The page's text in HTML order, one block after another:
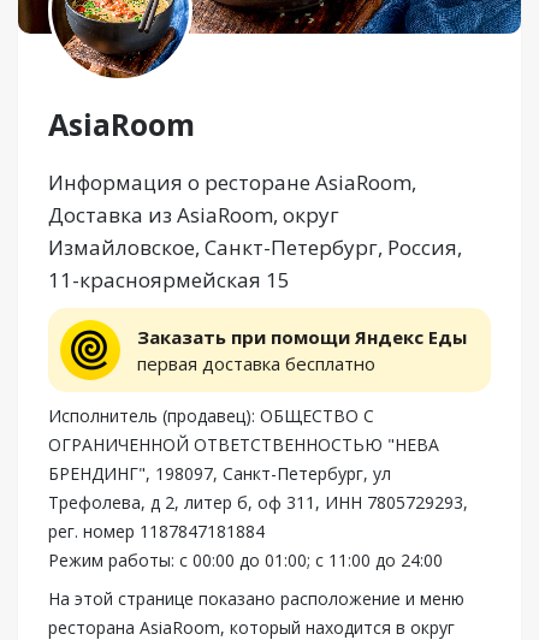
AsiaRoom
Информация о ресторане AsiaRoom,
Доставка из AsiaRoom, округ
Измайловское, Санкт-Петербург, Россия,
11-красноярмейская 15
Заказать при помощи Яндекс Еды
первая доставка бесплатно
Исполнитель (продавец): ОБЩЕСТВО С
ОГРАНИЧЕННОЙ ОТВЕТСТВЕННОСТЬЮ "НЕВА
БРЕНДИНГ", 198097, Санкт-Петербург, ул
Трефолева, д 2, литер б, оф 311, ИНН 7805729293,
рег. номер 1187847181884
Режим работы: с 00:00 до 01:00; с 11:00 до 24:00
На этой странице показано расположение и меню
ресторана AsiaRoom, который находится в округ